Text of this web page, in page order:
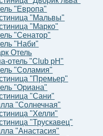
"Европа"
"Мальвы"
"Марко"
"Сенатор"
"Наби"
Отель
отель "Club pH"
"Соламия"
"Премьер"
"Ориана"
"Сани"
"Солнечная"
"Хелли"
"Трускавец"
"Анастасия"